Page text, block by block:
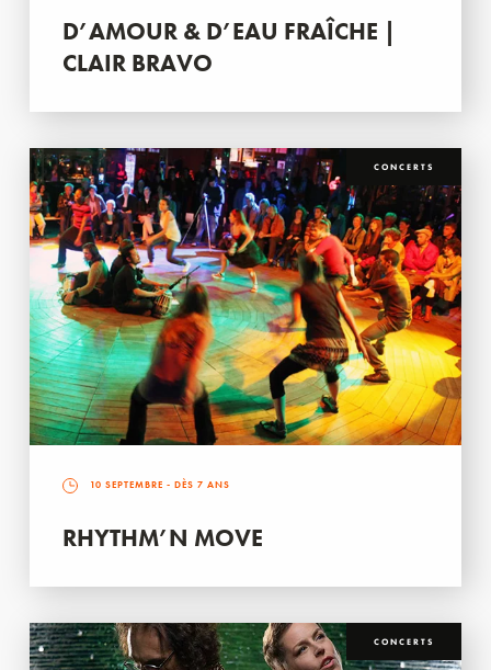
D’AMOUR & D’EAU FRAÎCHE |
CLAIR BRAVO
CONCERTS
10 SEPTEMBRE - DÈS 7 ANS
RHYTHM’N MOVE
CONCERTS